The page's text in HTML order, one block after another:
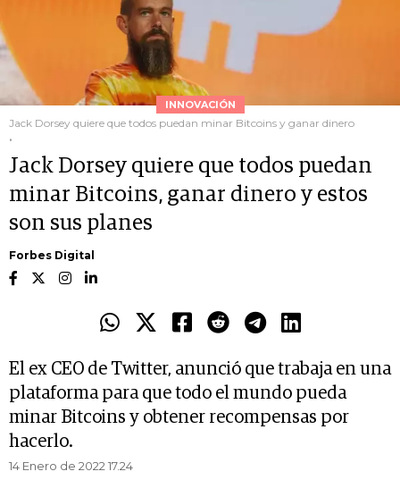
INNOVACIÓN
Jack Dorsey quiere que todos puedan minar Bitcoins y ganar dinero
.
Jack Dorsey quiere que todos puedan
minar Bitcoins, ganar dinero y estos
son sus planes
Forbes Digital
El ex CEO de Twitter, anunció que trabaja en una
plataforma para que todo el mundo pueda
minar Bitcoins y obtener recompensas por
hacerlo.
14 Enero de 2022 17.24